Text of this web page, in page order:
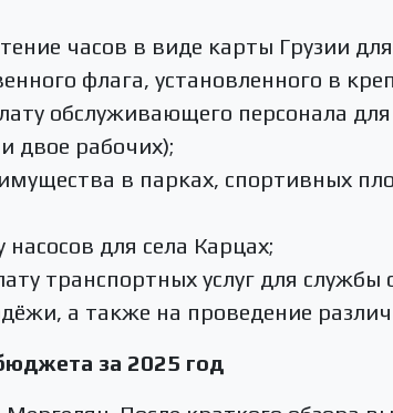
часов в виде карты Грузии
флага, установленного в
обслуживающего персонала
двое рабочих);
в парках, спортивных
для села Карцах;
транспортных услуг для службы
а также на проведение
за 2025 год